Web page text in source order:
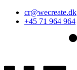
cr@wecreate.dk
+45 71 964 964